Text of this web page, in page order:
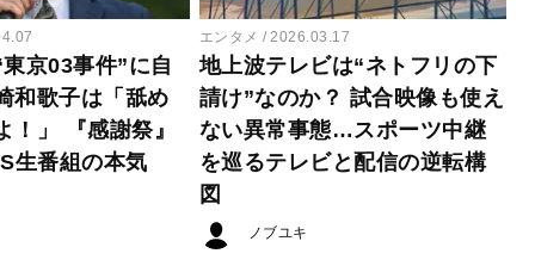
京03事件”に自
歌子は「舐め
！」 『感謝祭』
生番組の本気
エンタメ 2026.03.17
地上波テレビは“ネトフリの下
請け”なのか？ 試合映像も使え
ない異常事態…スポーツ中継
を巡るテレビと配信の逆転構
図
ノブユキ